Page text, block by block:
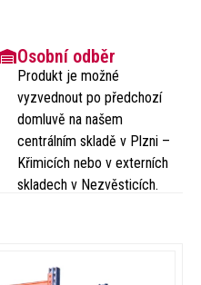
Osobní odběr
Produkt je možné
vyzvednout po předchozí
domluvě na našem
centrálním skladě v Plzni –
Křimicích nebo v externích
skladech v Nezvěsticích.